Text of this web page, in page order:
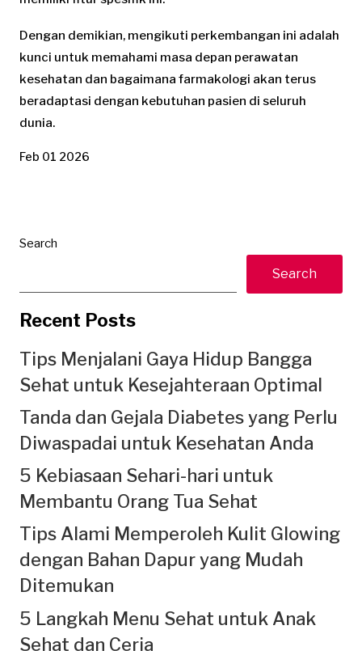
Dengan demikian, mengikuti perkembangan ini adalah
kunci untuk memahami masa depan perawatan
kesehatan dan bagaimana farmakologi akan terus
beradaptasi dengan kebutuhan pasien di seluruh
dunia.
Feb 01 2026
Search
Search
Recent Posts
Tips Menjalani Gaya Hidup Bangga
Sehat untuk Kesejahteraan Optimal
Tanda dan Gejala Diabetes yang Perlu
Diwaspadai untuk Kesehatan Anda
5 Kebiasaan Sehari-hari untuk
Membantu Orang Tua Sehat
Tips Alami Memperoleh Kulit Glowing
dengan Bahan Dapur yang Mudah
Ditemukan
5 Langkah Menu Sehat untuk Anak
Sehat dan Ceria